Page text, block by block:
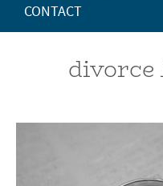
CONTACT
divorce